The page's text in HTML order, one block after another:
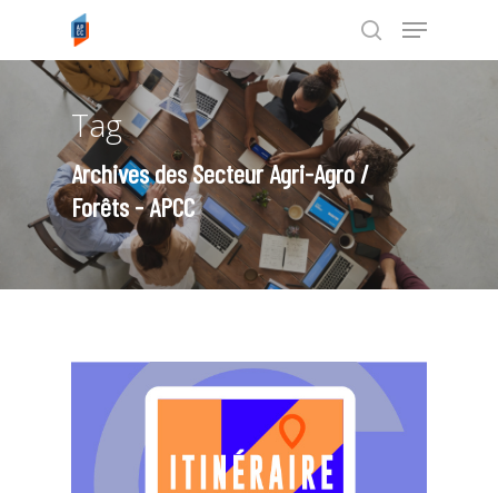
Tapez ENTRÉE pour rechercher ou
ESC pour annuler
Tag
Archives des Secteur Agri-Agro /
Forêts - APCC